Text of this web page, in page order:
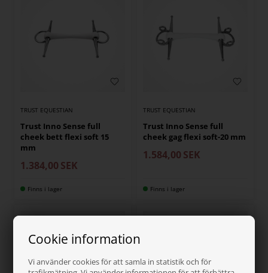
Cookie information
Vi använder cookies för att samla in statistik och för
TRUST EQUESTIAN
Trust Inno Sense full
cheek bett flexi soft 15
mm
1.384,00 SEK
Finns i lager
TRUST EQUESTIAN
Trust Inno Sense full
cheek gag flexi soft-20 mm
1.584,00 SEK
Finns i lager